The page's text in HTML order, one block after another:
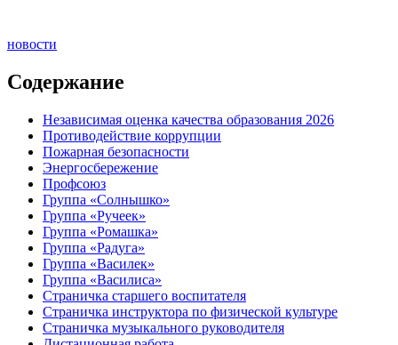
новости
Содержание
Независимая оценка качества образования 2026
Противодействие коррупции
Пожарная безопасности
Энергосбережение
Профсоюз
Группа «Солнышко»
Группа «Ручеек»
Группа «Ромашка»
Группа «Радуга»
Группа «Василек»
Группа «Василиса»
Страничка старшего воспитателя
Страничка инструктора по физической культуре
Страничка музыкального руководителя